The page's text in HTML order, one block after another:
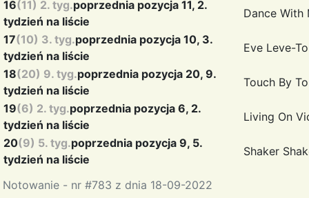
Notowanie - nr #783 z dnia 18-09-2022
16(11) 2. tyg.poprzednia pozycja 11, 2.
tydzień na liście
Dance With
17(10) 3. tyg.poprzednia pozycja 10, 3.
tydzień na liście
Eve Leve-
18(20) 9. tyg.poprzednia pozycja 20, 9.
tydzień na liście
Touch By
19(6) 2. tyg.poprzednia pozycja 6, 2.
tydzień na liście
Living On
20(9) 5. tyg.poprzednia pozycja 9, 5.
tydzień na liście
Shaker